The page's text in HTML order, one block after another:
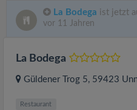
La Bodega ist jetzt
vor 11 Jahren
La Bodega
Güldener Trog 5, 59423
Restaurant